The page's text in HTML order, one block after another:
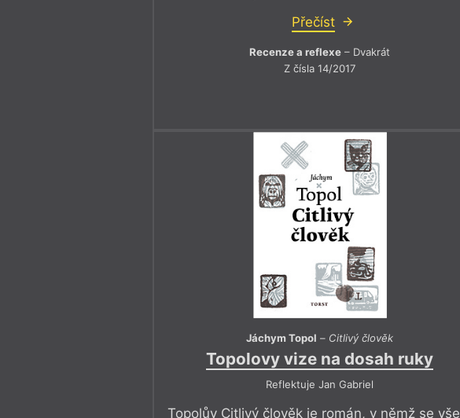
Přečíst
Recenze a reflexe – Dvakrát
Z čísla 14/2017
Jáchym Topol – Citlivý člověk
Topolovy vize na dosah ruky
Reflektuje Jan Gabriel
Topolův Citlivý člověk je román, v němž se vše